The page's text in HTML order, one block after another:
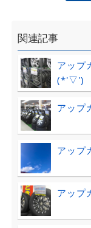
関連記事
アップ
(*'▽')
アップ
アップ
アップ